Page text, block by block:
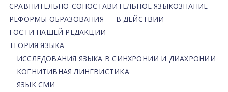
СРАВНИТЕЛЬНО-СОПОСТАВИТЕЛЬНОЕ ЯЗЫКОЗНАНИЕ
РЕФОРМЫ ОБРАЗОВАНИЯ — В ДЕЙСТВИИ
ГОСТИ НАШЕЙ РЕДАКЦИИ
ТЕОРИЯ ЯЗЫКА
ИССЛЕДОВАНИЯ ЯЗЫКА В СИНХРОНИИ И ДИАХРОНИИ
КОГНИТИВНАЯ ЛИНГВИСТИКА
ЯЗЫК СМИ